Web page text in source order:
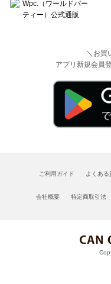
＼お買
アプリ新規会員
ご利用ガイド よくある
会社概要 特定商取引法